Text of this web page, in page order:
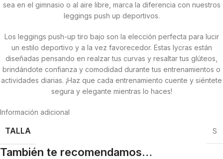
sea en el gimnasio o al aire libre, marca la diferencia con nuestros
leggings push up deportivos.
Los leggings push-up tiro bajo son la elección perfecta para lucir
un estilo deportivo y a la vez favorecedor. Estas lycras están
diseñadas pensando en realzar tus curvas y resaltar tus glúteos,
brindándote confianza y comodidad durante tus entrenamientos o
actividades diarias. ¡Haz que cada entrenamiento cuente y siéntete
segura y elegante mientras lo haces!
Información adicional
TALLA S
También te recomendamos…